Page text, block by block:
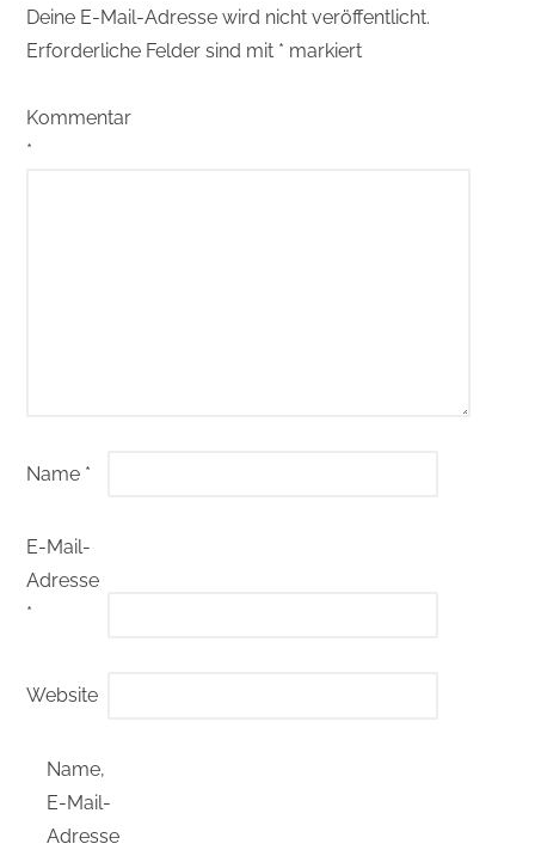
Deine E-Mail-Adresse wird nicht veröffentlicht.
Erforderliche Felder sind mit * markiert
Kommentar
*
Name *
E-Mail-
Adresse
*
Website
Name,
E-Mail-
Adresse